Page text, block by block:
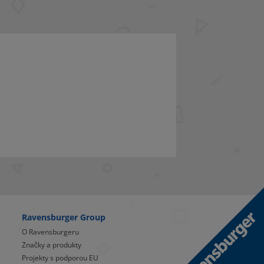
Ravensburger Group
O Ravensburgeru
Značky a produkty
Projekty s podporou EU